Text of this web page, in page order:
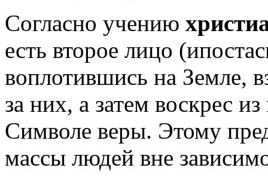
Согласно учению
есть второе лицо
воплотившись на Земле,
за них, а затем воскрес
Символе веры. Этому
массы людей вне